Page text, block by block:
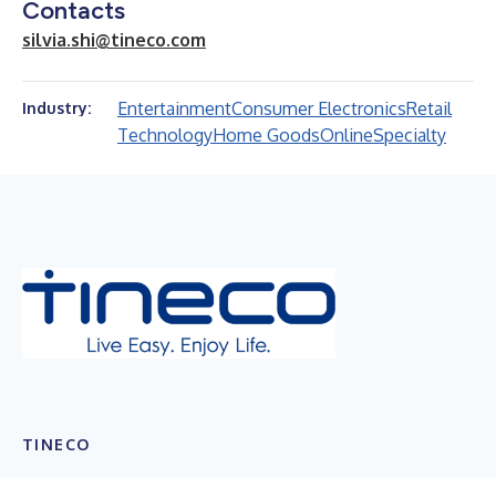
Contacts
silvia.shi@tineco.com
Industry: EntertainmentConsumer ElectronicsRetail
TechnologyHome GoodsOnlineSpecialty
TINECO